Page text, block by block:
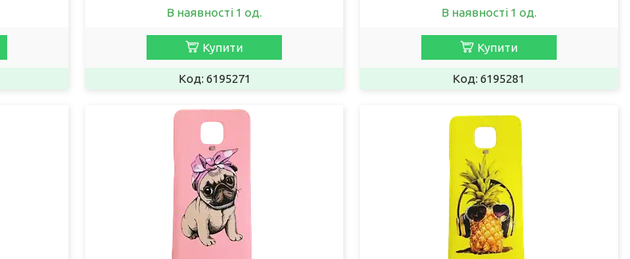
В наявності 1 од.
Купити
6195271
В наявності 1 од.
Купити
6195281